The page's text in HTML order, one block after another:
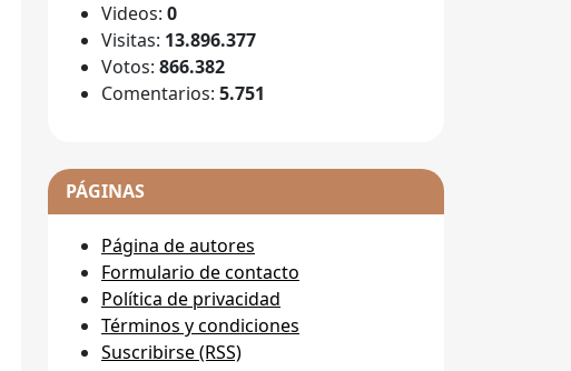
Videos: 0
Visitas: 13.896.377
Votos: 866.382
Comentarios: 5.751
PÁGINAS
Página de autores
Formulario de contacto
Política de privacidad
Términos y condiciones
Suscribirse (RSS)